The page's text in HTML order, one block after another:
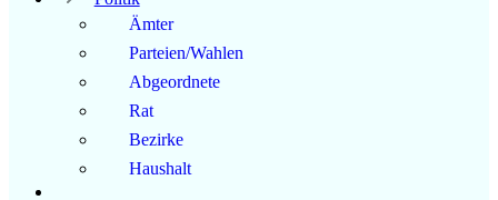
Ämter
Parteien/Wahlen
Abgeordnete
Rat
Bezirke
Haushalt